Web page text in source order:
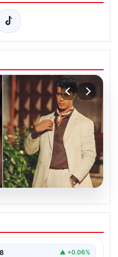
olay! Babası suç
‘Kızımla reşit
▲ +0.06%